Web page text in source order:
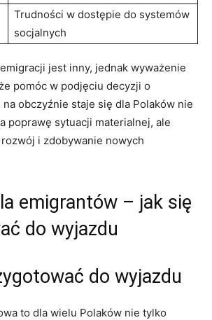
Trudności w dostępie do systemów
socjalnych
jest inny, jednak wyważenie
pomóc w podjęciu decyzji o
na obczyźnie staje się dla Polaków nie
poprawę sytuacji materialnej, ale
i zdobywanie nowych
emigrantów – jak się
do wyjazdu
do wyjazdu
to dla wielu Polaków nie tylko